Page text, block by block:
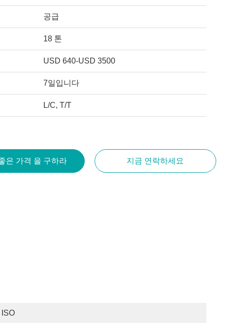
공급
18 톤
USD 640-USD 3500
7일입니다
L/C, T/T
은 가격 을 구하라 지금 연락하세요
ISO